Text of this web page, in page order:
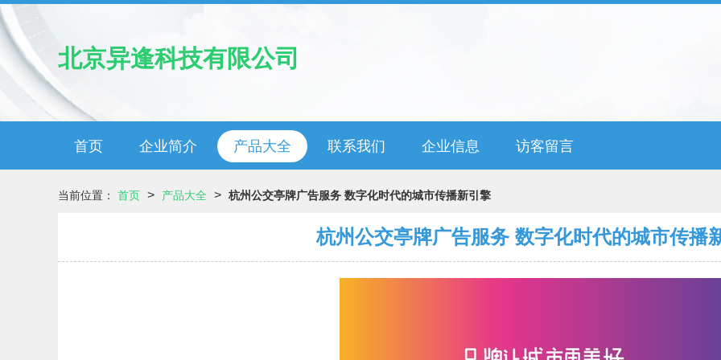
北京异逢科技有限公司
首页 企业简介 产品大全 联系我们 企业信息 访客留言
当前位置： 首页 > 产品大全 > 杭州公交亭牌广告服务 数字化时代的城市传播新引擎
杭州公交亭牌广告服务 数字化时代的城市传播